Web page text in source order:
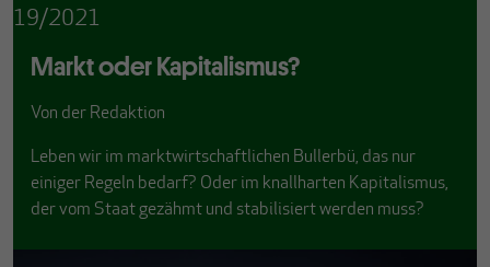
19/2021
Markt oder Kapitalismus?
Von der Redaktion
Leben wir im marktwirtschaftlichen Bullerbü, das nur
einiger Regeln bedarf? Oder im knallharten Kapitalismus,
der vom Staat gezähmt und stabilisiert werden muss?